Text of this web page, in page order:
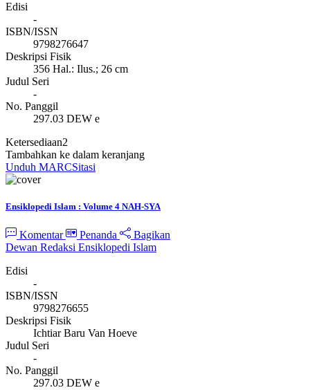
Edisi
-
ISBN/ISSN
9798276647
Deskripsi Fisik
356 Hal.: Ilus.; 26 cm
Judul Seri
-
No. Panggil
297.03 DEW e
Ketersediaan2
Tambahkan ke dalam keranjang
Unduh MARCSitasi
Ensiklopedi Islam : Volume 4 NAH-SYA
Komentar Penanda
Bagikan
Dewan Redaksi Ensiklopedi Islam
Edisi
-
ISBN/ISSN
9798276655
Deskripsi Fisik
Ichtiar Baru Van Hoeve
Judul Seri
-
No. Panggil
297.03 DEW e